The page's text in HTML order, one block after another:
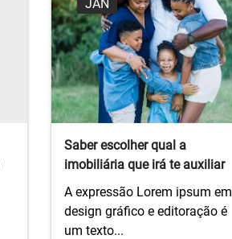
JAN
Saber escolher qual a
imobiliária que irá te auxiliar
A expressão Lorem ipsum em
design gráfico e editoração é
um texto...